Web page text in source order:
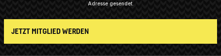
Adresse gesendet.
JETZT MITGLIED WERDEN